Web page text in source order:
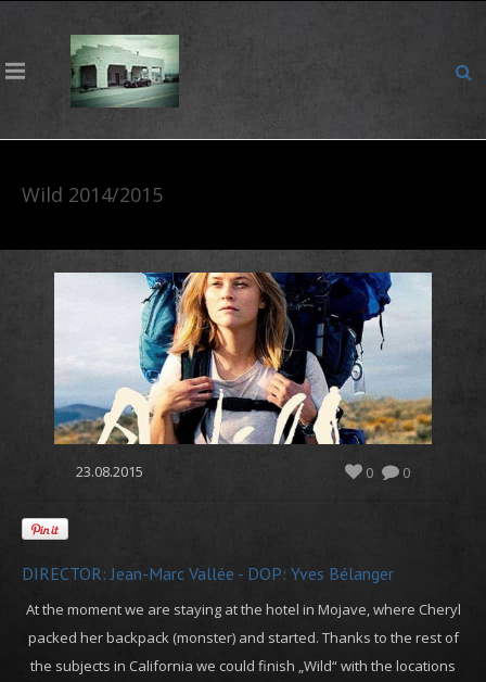
Wild 2014/2015
23.08.2015 0
0
DIRECTOR: Jean-Marc Vallée - DOP: Yves Bélanger
At the moment we are staying at the hotel in Mojave, where Cheryl
packed her backpack (monster) and started. Thanks to the rest of
the subjects in California we could finish „Wild“ with the locations